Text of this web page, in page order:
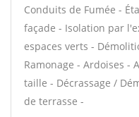
Conduits de Fumée -
façade - Isolation par
espaces verts -
Ramonage - Ardoises -
taille - Décrassage /
de terrasse -